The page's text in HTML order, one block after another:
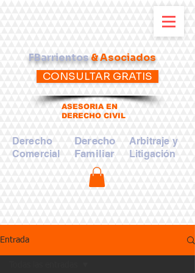
FBarrientos& Asociados
ASESORIA EN
DERECHO CIVIL
Derecho
Comercial
Derecho
Familiar
Arbitraje y
Litigación
CONSULTAR GRATIS
Entrada